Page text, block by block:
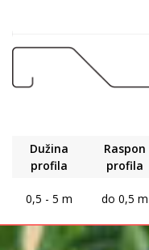
Dužina
profila
Raspon
profila
0,5 - 5 m do 0,5 m